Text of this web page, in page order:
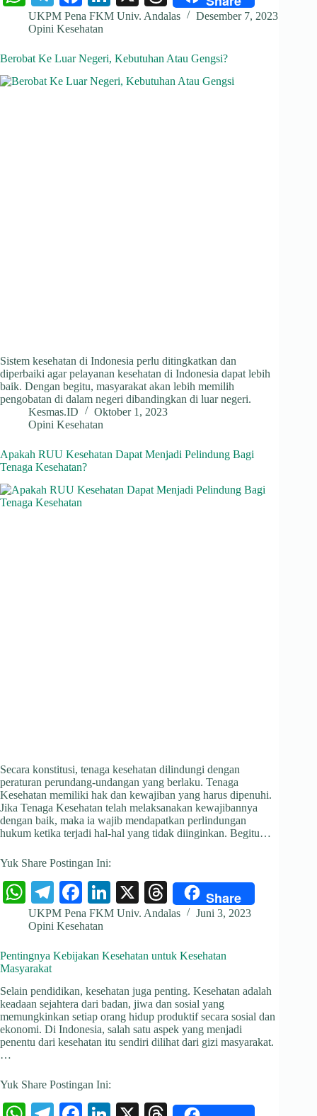
ha
ts
A
pp
le
gr
a
m
ce
bo
ok
nk
In
hr
ds
UKPM Pena FKM Univ. Andalas
Desember 7, 2023
Opini Kesehatan
Berobat Ke Luar Negeri, Kebutuhan Atau Gengsi?
Sistem kesehatan di Indonesia perlu ditingkatkan dan
diperbaiki agar pelayanan kesehatan di Indonesia dapat lebih
baik. Dengan begitu, masyarakat akan lebih memilih
pengobatan di dalam negeri dibandingkan di luar negeri.
Kesmas.ID
Oktober 1, 2023
Opini Kesehatan
Apakah RUU Kesehatan Dapat Menjadi Pelindung Bagi
Tenaga Kesehatan?
Secara konstitusi, tenaga kesehatan dilindungi dengan
peraturan perundang-undangan yang berlaku. Tenaga
Kesehatan memiliki hak dan kewajiban yang harus dipenuhi.
Jika Tenaga Kesehatan telah melaksanakan kewajibannya
dengan baik, maka ia wajib mendapatkan perlindungan
hukum ketika terjadi hal-hal yang tidak diinginkan. Begitu…
Yuk Share Postingan Ini:
W
ha
ts
A
pp
Te
le
gr
a
m
Fa
ce
bo
ok
Li
nk
In
X
T
hr
ds
Share
UKPM Pena FKM Univ. Andalas
Juni 3, 2023
Opini Kesehatan
Pentingnya Kebijakan Kesehatan untuk Kesehatan
Masyarakat
Selain pendidikan, kesehatan juga penting. Kesehatan adalah
keadaan sejahtera dari badan, jiwa dan sosial yang
memungkinkan setiap orang hidup produktif secara sosial dan
ekonomi. Di Indonesia, salah satu aspek yang menjadi
penentu dari kesehatan itu sendiri dilihat dari gizi masyarakat.
…
Yuk Share Postingan Ini: